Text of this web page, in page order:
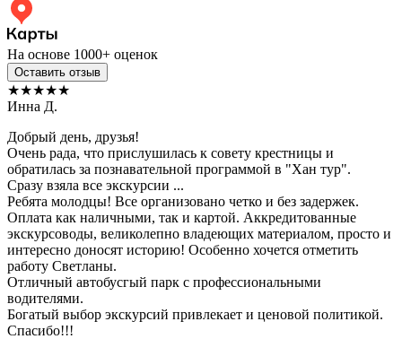
На основе 1000+ оценок
Оставить отзыв
★★★★★
Инна Д.
Добрый день, друзья!
Очень рада, что прислушилась к совету крестницы и
обратилась за познавательной программой в "Хан тур".
Сразу взяла все экскурсии ...
Ребята молодцы! Все организовано четко и без задержек.
Оплата как наличными, так и картой. Аккредитованные
экскурсоводы, великолепно владеющих материалом, просто и
интересно доносят историю! Особенно хочется отметить
работу Светланы.
Отличный автобусгый парк с профессиональными
водителями.
Богатый выбор экскурсий привлекает и ценовой политикой.
Спасибо!!!